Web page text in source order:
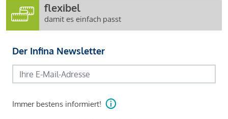
flexibel
damit es einfach passt
Der Infina Newsletter
Immer bestens informiert!